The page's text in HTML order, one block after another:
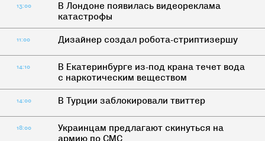
13:00
В Лондоне появилась видеореклама
катастрофы
11:00 Дизайнер создал робота-стриптизершу
14:10
В Екатеринбурге из-под крана течет вода
с наркотическим веществом
14:00 В Турции заблокировали твиттер
18:00
Украинцам предлагают скинуться на
армию по СМС